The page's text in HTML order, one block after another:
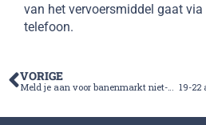
van het vervoersmiddel gaat
telefoon.
VORIGE